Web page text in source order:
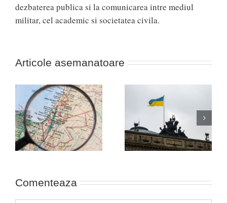
dezbaterea publica si la comunicarea intre mediul
militar, cel academic si societatea civila.
Articole asemanatoare
Nevoia unei strategii a
victoriei în Ucraina!
Africa, noua linie de
front între Occident și
Rusia (cazul Durov)
Comenteaza